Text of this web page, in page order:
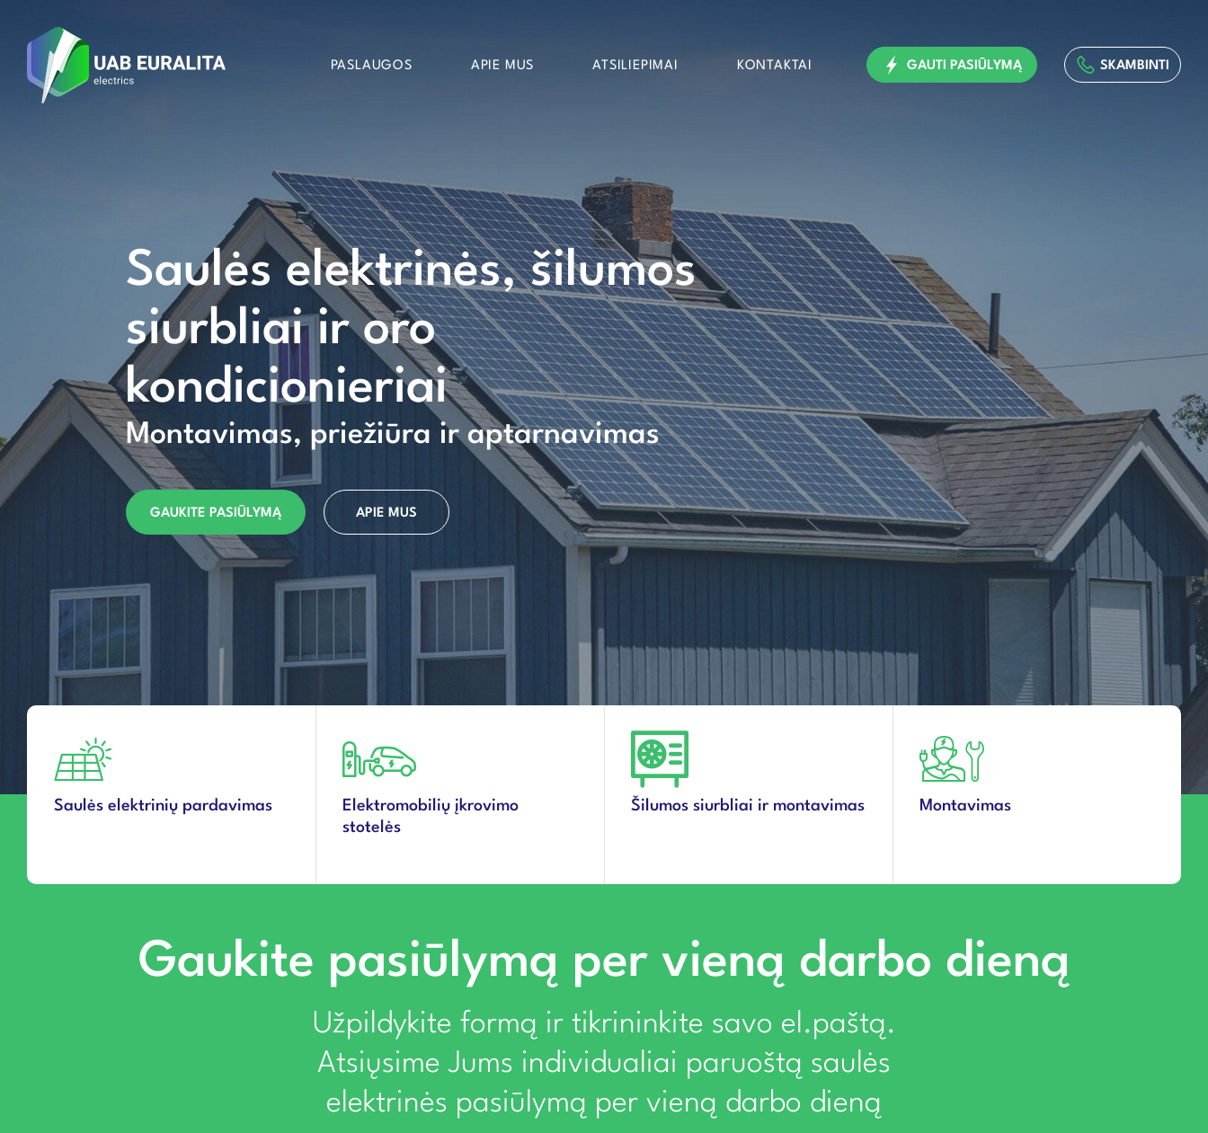
PASLAUGOS APIE MUS ATSILIEPIMAI KONTAKTAI GAUTI PASIŪLYMĄ SKAMBINTI
Saulės elektrinės, šilumos
siurbliai ir oro
kondicionieriai
Montavimas, priežiūra ir aptarnavimas
GAUKITE PASIŪLYMĄ APIE MUS
Saulės elektrinių pardavimas
Elektromobilių įkrovimo
stotelės
Šilumos siurbliai ir montavimas Montavimas
Gaukite pasiūlymą per vieną darbo dieną
Užpildykite formą ir tikrininkite savo el.paštą.
Atsiųsime Jums individualiai paruoštą saulės
elektrinės pasiūlymą per vieną darbo dieną